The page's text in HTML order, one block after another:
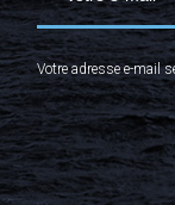
Votre adresse e-mail